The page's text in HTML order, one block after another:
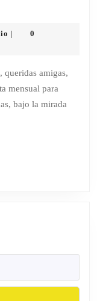
Radaccion
0
mensual para
bajo la mirada